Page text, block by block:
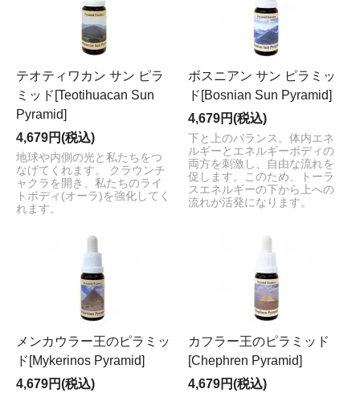
テオティワカン サン ピラ
ミッド[Teotihuacan Sun
Pyramid]
4,679円(税込)
地球や内側の光と私たちをつ
なげてくれます。 クラウンチ
ャクラを開き、私たちのライ
トボディ(オーラ)を強化してく
れます。
ボスニアン サン ピラミッ
ド[Bosnian Sun Pyramid]
4,679円(税込)
下と上のバランス。体内エネ
ルギーとエネルギーボディの
両方を刺激し、自由な流れを
促します。このため、トーラ
スエネルギーの下から上への
流れが活発になります。
メンカウラー王のピラミッ
ド[Mykerinos Pyramid]
4,679円(税込)
カフラー王のピラミッド
[Chephren Pyramid]
4,679円(税込)